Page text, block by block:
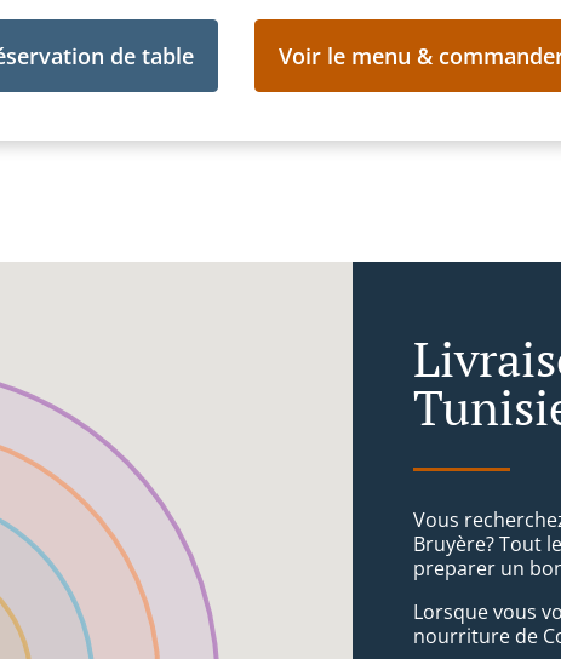
de table Voir le menu &
Vous
Bruyère? Tout
preparer un
Lorsque vous
nourriture de